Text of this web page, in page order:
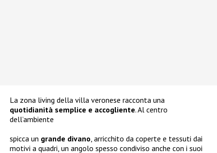
La zona living della villa veronese racconta una
quotidianità semplice e accogliente. Al centro
dell’ambiente
spicca un grande divano , arricchito da coperte e tessuti dai
motivi a quadri, un angolo spesso condiviso anche con i suoi